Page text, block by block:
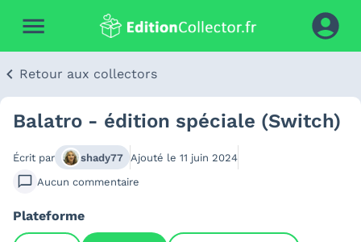
Retour aux collectors
Balatro - édition spéciale (Switch)
Écrit par shady77 Ajouté le 11 juin 2024
Aucun commentaire
Plateforme